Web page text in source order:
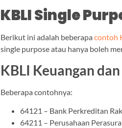
KBLI Single
Berikut ini adalah beberapacontoh
single purpose atau hanya boleh
KBLI Keuangan
Beberapa contohnya:
64121 – Bank Perkreditan
64211 – Perusahaan